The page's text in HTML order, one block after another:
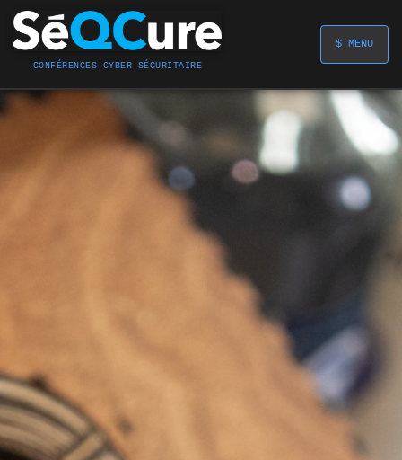
CONFÉRENCES CYBER SÉCURITAIRE
$ MENU